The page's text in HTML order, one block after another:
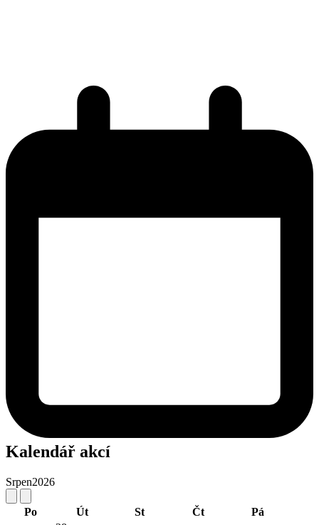
Kalendář akcí
Srpen2026
Po Út St Čt
Pá